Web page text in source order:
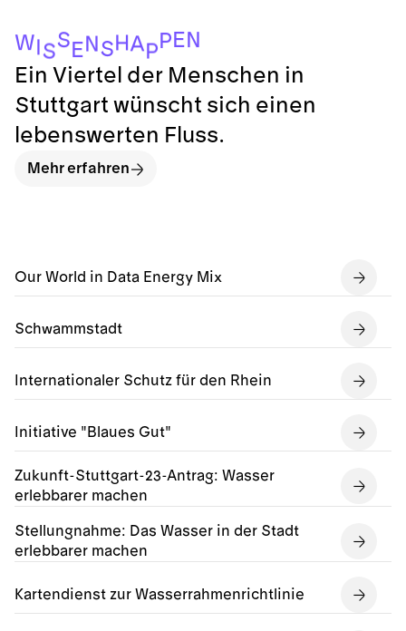
Our World in Data Energy Mix
Schwammstadt
Internationaler Schutz für den Rhein
Initiative "Blaues Gut"
Zukunft-Stuttgart-23-Antrag: Wasser
erlebbarer machen
Stellungnahme: Das Wasser in der Stadt
erlebbarer machen
Kartendienst zur Wasserrahmenrichtlinie
WISS E N S H AP P EN
Ein Viertel der Menschen in
Stuttgart wünscht sich einen
lebenswerten Fluss.
Mehr erfahren